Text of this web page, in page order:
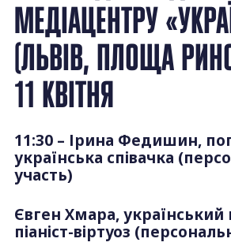
МЕДІАЦЕНТРУ
(ЛЬВІВ, ПЛОЩА
11 КВІТНЯ
11:30 – Ірина Федишин,
українська співачка
участь)
Євген Хмара,
піаніст-віртуоз